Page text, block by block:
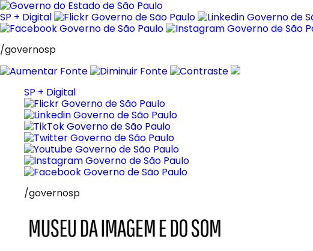
Pular
para
o
SP + Digital
/governosp
SP + Digital
/governosp